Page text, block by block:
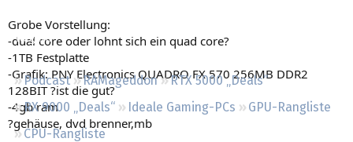
Regeln
Podcast RAMageddon
RTX 5000 „Deals“
RX 9000 „Deals“
Ideale Gaming-PCs
GPU-Rangliste
CPU-Rangliste
Grobe Vorstellung:
-dual core oder lohnt sich ein quad core?
-1TB Festplatte
-Grafik: PNY Electronics QUADRO FX 570 256MB DDR2
128BIT ?ist die gut?
-4gb ram
?gehäuse, dvd brenner,mb